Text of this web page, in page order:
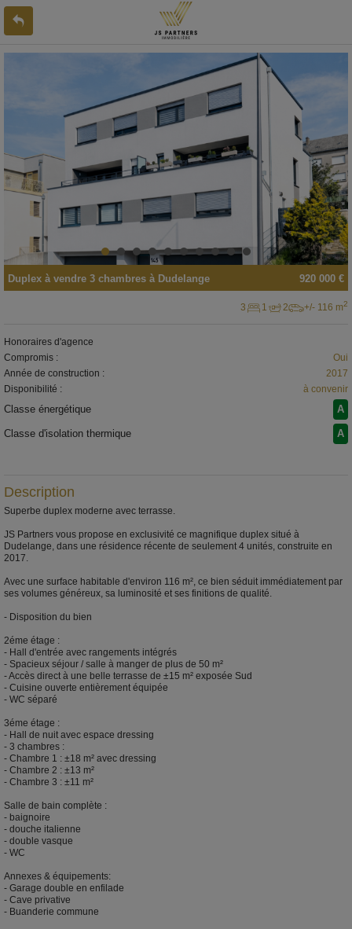
920 000 €
Duplex à vendre 3 chambres à Dudelange
3 1 2 +/- 116 m2
Honoraires d'agence
Compromis :
Oui
Année de construction :
2017
Disponibilité :
à convenir
Classe énergétique A
Classe d'isolation thermique A
Description
Superbe duplex moderne avec terrasse.
JS Partners vous propose en exclusivité ce magnifique duplex situé à
Dudelange, dans une résidence récente de seulement 4 unités, construite en
2017.
Avec une surface habitable d'environ 116 m², ce bien séduit immédiatement par
ses volumes généreux, sa luminosité et ses finitions de qualité.
- Disposition du bien
2éme étage :
- Hall d'entrée avec rangements intégrés
- Spacieux séjour / salle à manger de plus de 50 m²
- Accès direct à une belle terrasse de ±15 m² exposée Sud
- Cuisine ouverte entièrement équipée
- WC séparé
3éme étage :
- Hall de nuit avec espace dressing
- 3 chambres :
- Chambre 1 : ±18 m² avec dressing
- Chambre 2 : ±13 m²
- Chambre 3 : ±11 m²
Salle de bain complète :
- baignoire
- douche italienne
- double vasque
- WC
Annexes & équipements:
- Garage double en enfilade
- Cave privative
- Buanderie commune